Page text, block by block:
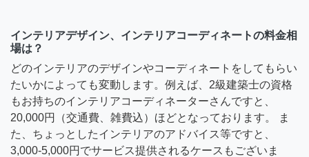
インテリアデザイン、インテリアコーディネートの料金相
場は？
どのインテリアのデザインやコーディネートをしてもらい
たいかによっても変動します。例えば、2級建築士の資格
もお持ちのインテリアコーディネーターさんですと、
20,000円（交通費、雑費込）ほどとなっております。 ま
た、ちょっとしたインテリアのアドバイス等ですと、
3,000-5,000円でサービス提供されるケースもございま